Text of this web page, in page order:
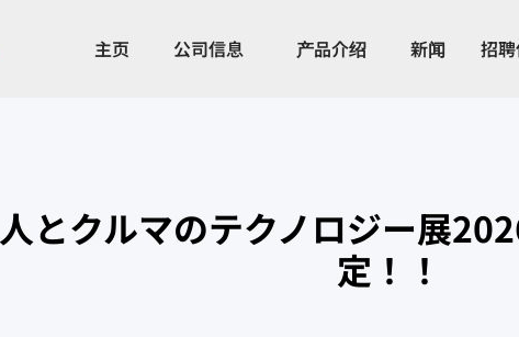
主页 公司信息 产品介绍 新闻 招
人とクルマのテクノロジー展
定！！